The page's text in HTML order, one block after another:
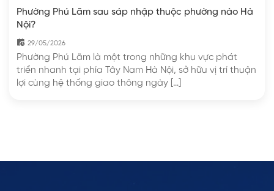
Phường Phú Lãm sau sáp nhập thuộc phường nào Hà
Nội?
29/05/2026
Phường Phú Lãm là một trong những khu vực phát
triển nhanh tại phía Tây Nam Hà Nội, sở hữu vị trí thuận
lợi cùng hệ thống giao thông ngày […]